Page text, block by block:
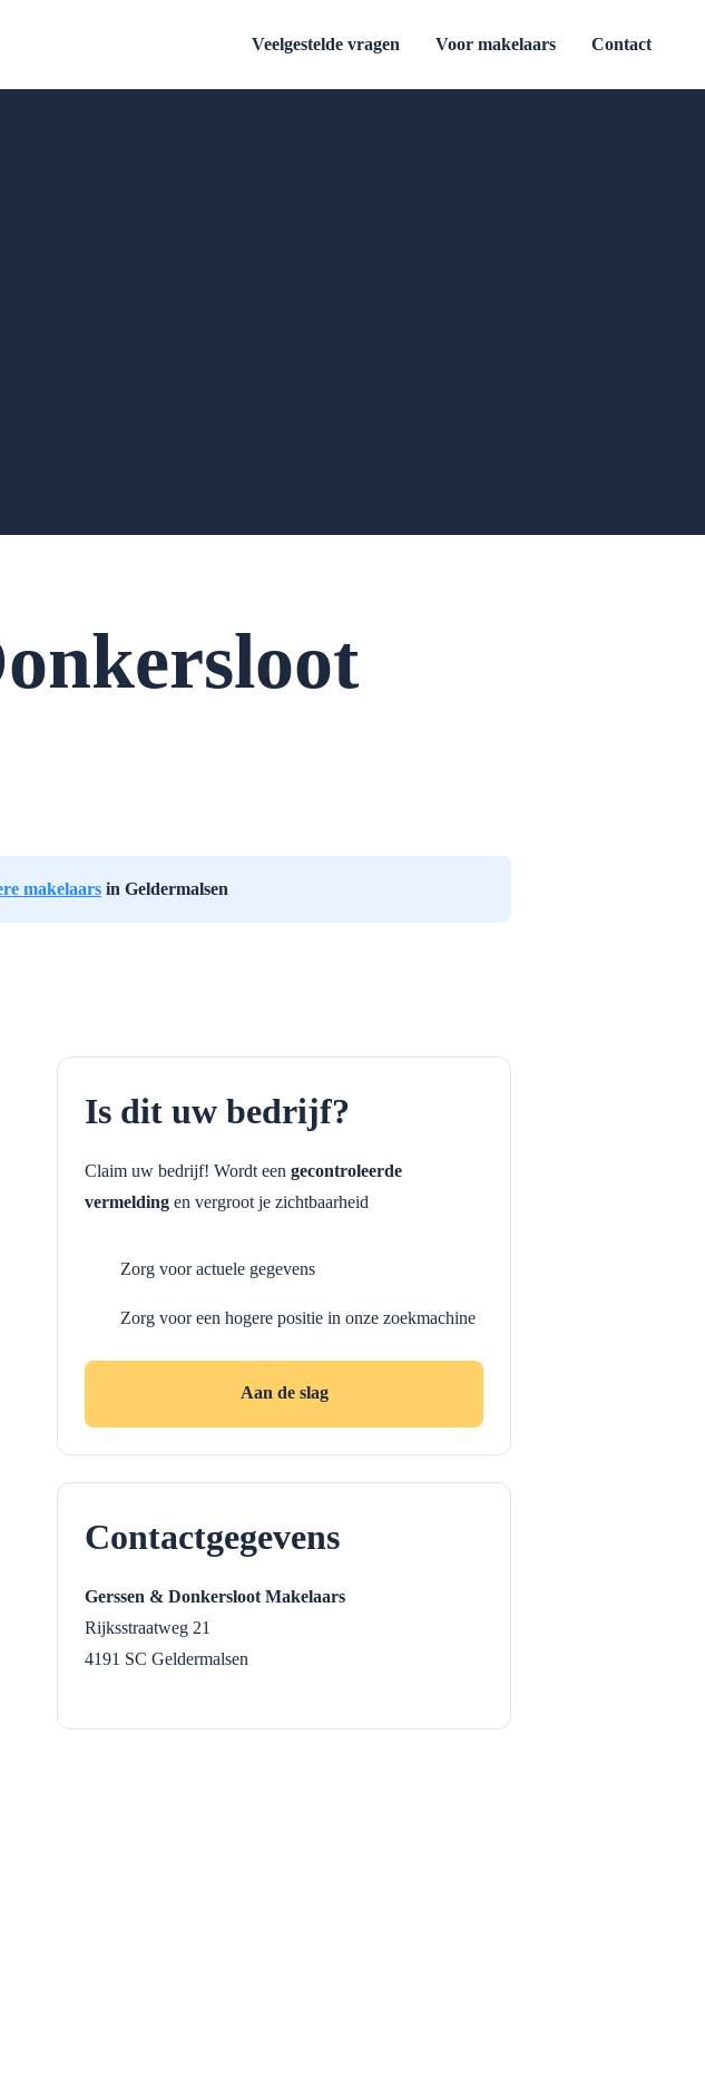
Veelgestelde vragen Voor makelaars Contact
makelaars in Geldermalsen
Is dit uw bedrijf?
Claim uw bedrijf! Wordt een gecontroleerde
vermelding en vergroot je zichtbaarheid
Zorg voor actuele gegevens
Zorg voor een hogere positie in onze zoekmachine
Aan de slag
Contactgegevens
Gerssen & Donkersloot Makelaars
Rijksstraatweg 21
4191 SC Geldermalsen